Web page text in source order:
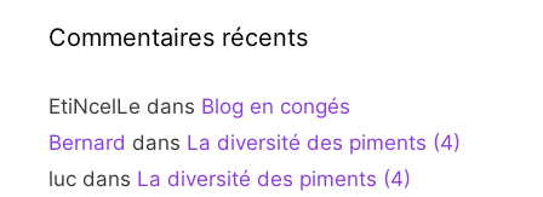
Commentaires récents
EtiNcelLe dans Blog en congés
Bernard dans La diversité des piments (4)
luc dans La diversité des piments (4)